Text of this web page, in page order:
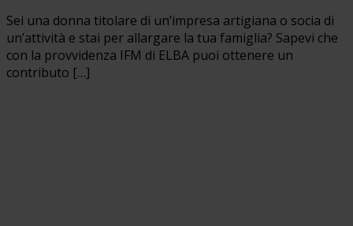
Sei una donna titolare di un’impresa artigiana o socia di
un’attività e stai per allargare la tua famiglia? Sapevi che
con la provvidenza IFM di ELBA puoi ottenere un
contributo […]